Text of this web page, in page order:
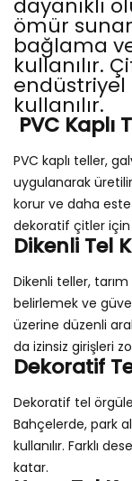
dayanıklı
ömür
bağlama
kullanılır.
endüstriyel
kullanılır.
PVC Kaplı
PVC kaplı teller,
uygulanarak
korur ve daha
dekoratif çitler
Dikenli Tel
Dikenli teller,
belirlemek ve
üzerine düzenli
da izinsiz girişleri
Dekoratif
Dekoratif tel
Bahçelerde, park
kullanılır. Farklı
katar.